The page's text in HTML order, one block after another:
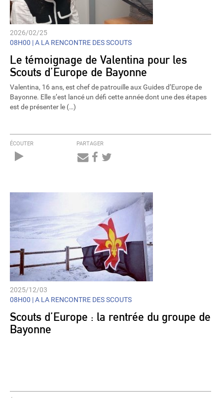
2026/02/25
08H00 |A LA RENCONTRE DES SCOUTS
Le témoignage de Valentina pour les
Scouts d’Europe de Bayonne
Valentina, 16 ans, est chef de patrouille aux Guides d’Europe de
Bayonne. Elle s’est lancé un défi cette année dont une des étapes
est de présenter le (…)
ÉCOUTER PARTAGER
2025/12/03
08H00 |A LA RENCONTRE DES SCOUTS
Scouts d’Europe : la rentrée du groupe de
Bayonne